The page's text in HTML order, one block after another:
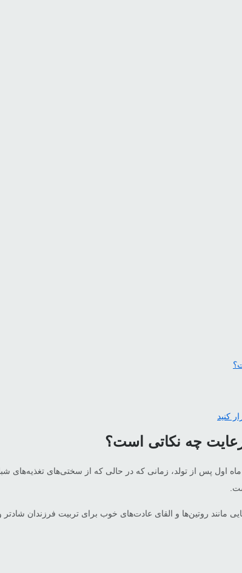
چه نکاتی است؟
اول پس از تولد، زمانی که در حالی که از سختی‌های تغذیه‌های
مانند روتین‌ها و القای عادت‌های خوب برای تربیت فرزندان شادتر